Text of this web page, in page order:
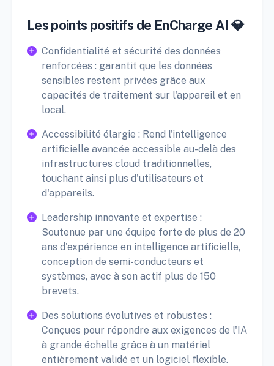
Les points positifs de EnCharge AI 💎
Confidentialité et sécurité des données
renforcées : garantit que les données
sensibles restent privées grâce aux
capacités de traitement sur l'appareil et en
local.
Accessibilité élargie : Rend l'intelligence
artificielle avancée accessible au-delà des
infrastructures cloud traditionnelles,
touchant ainsi plus d'utilisateurs et
d'appareils.
Leadership innovante et expertise :
Soutenue par une équipe forte de plus de 20
ans d'expérience en intelligence artificielle,
conception de semi-conducteurs et
systèmes, avec à son actif plus de 150
brevets.
Des solutions évolutives et robustes :
Conçues pour répondre aux exigences de l'IA
à grande échelle grâce à un matériel
entièrement validé et un logiciel flexible.